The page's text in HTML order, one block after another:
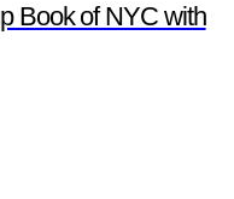
Book of NYC with